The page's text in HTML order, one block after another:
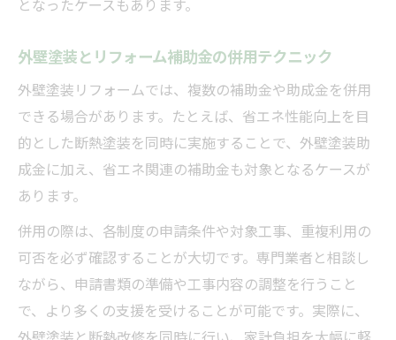
となったケースもあります。
外壁塗装とリフォーム補助金の併用テクニック
外壁塗装リフォームでは、複数の補助金や助成金を併用
できる場合があります。たとえば、省エネ性能向上を目
的とした断熱塗装を同時に実施することで、外壁塗装助
成金に加え、省エネ関連の補助金も対象となるケースが
あります。
併用の際は、各制度の申請条件や対象工事、重複利用の
可否を必ず確認することが大切です。専門業者と相談し
ながら、申請書類の準備や工事内容の調整を行うこと
で、より多くの支援を受けることが可能です。実際に、